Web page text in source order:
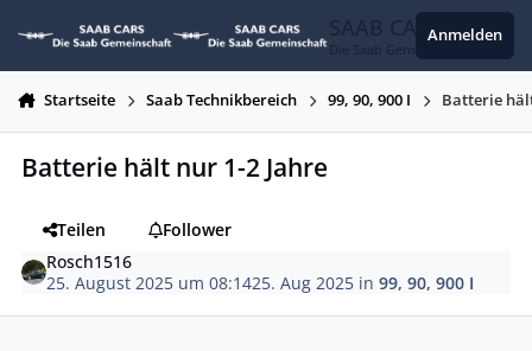
SAAB CARS
Die Saab Gemeinschaft
Anmelden
Startseite Saab Technikbereich 99, 90, 900 I Batterie
Batterie hält nur 1-2 Jahre
Teilen
Follower
Rosch1516
25. August 2025 um 08:1425. Aug 2025 in99, 90, 900 I